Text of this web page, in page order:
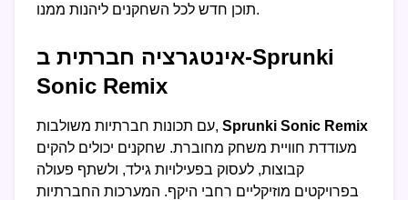
תוכן חדש לכל השחקנים ליהנות ממנו.
אינטגרציה חברתית ב-Sprunki
Sonic Remix
עם תכונות חברתיות משולבות, Sprunki Sonic Remix
מעודדת חוויית משחק מחוברת. שחקנים יכולים להקים
קבוצות, לעסוק בפעילויות גילד, ולשתף פעולה
בפרויקטים מוזיקליים רחבי היקף. המערכות החברתיות